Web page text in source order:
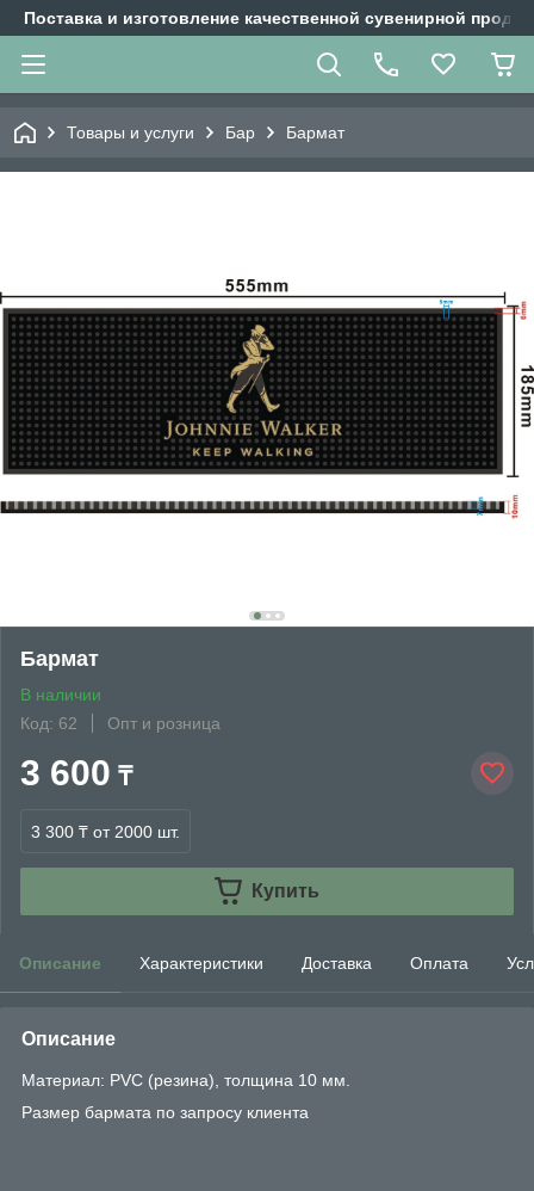
Поставка и изготовление качественной сувенирной
Товары и услуги Бар Бармат
Бармат
В наличии
Код: 62
Опт и розница
3 600 ₸
3 300 ₸ от 2000 шт.
Купить
Описание Характеристики Доставка Оплата
Описание
Материал: PVC (резина), толщина 10 мм.
Размер бармата по запросу клиента